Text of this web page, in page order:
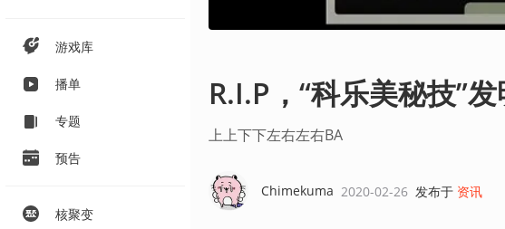
游戏库
播单
专题
预告
核聚变
R.I.P，“科乐美秘技”
上上下下左右左右BA
Chimekuma 2020-02-26 发布于 资讯